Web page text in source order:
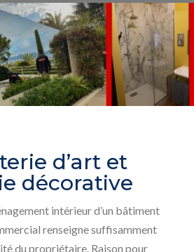
d’art et
décorative
intérieur d’un bâtiment
renseigne suffisamment
du propriétaire. Raison pour